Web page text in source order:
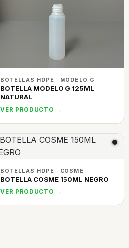
BOTELLAS HDPE · MODELO G
BOTELLA MODELO G 125ML
NATURAL
VER PRODUCTO →
BOTELLAS HDPE · COSME
BOTELLA COSME 150ML NEGRO
VER PRODUCTO →